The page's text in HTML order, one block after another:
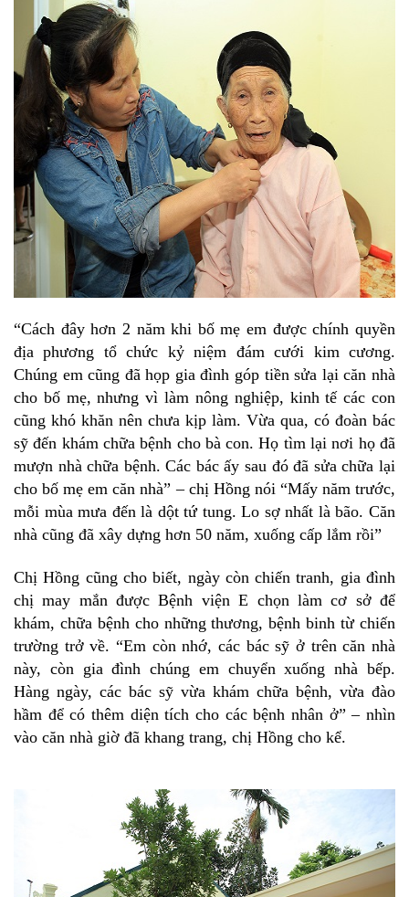
“Cách đây hơn 2 năm khi bố mẹ em được chính quyền
địa phương tổ chức kỷ niệm đám cưới kim cương.
Chúng em cũng đã họp gia đình góp tiền sửa lại căn nhà
cho bố mẹ, nhưng vì làm nông nghiệp, kinh tế các con
cũng khó khăn nên chưa kịp làm. Vừa qua, có đoàn bác
sỹ đến khám chữa bệnh cho bà con. Họ tìm lại nơi họ đã
mượn nhà chữa bệnh. Các bác ấy sau đó đã sửa chữa lại
cho bố mẹ em căn nhà” – chị Hồng nói “Mấy năm trước,
mỗi mùa mưa đến là dột tứ tung. Lo sợ nhất là bão. Căn
nhà cũng đã xây dựng hơn 50 năm, xuống cấp lắm rồi”
Chị Hồng cũng cho biết, ngày còn chiến tranh, gia đình
chị may mắn được Bệnh viện E chọn làm cơ sở để
khám, chữa bệnh cho những thương, bệnh binh từ chiến
trường trở về. “Em còn nhớ, các bác sỹ ở trên căn nhà
này, còn gia đình chúng em chuyển xuống nhà bếp.
Hàng ngày, các bác sỹ vừa khám chữa bệnh, vừa đào
hầm để có thêm diện tích cho các bệnh nhân ở” – nhìn
vào căn nhà giờ đã khang trang, chị Hồng cho kể.